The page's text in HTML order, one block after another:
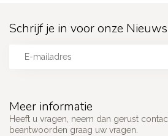
Meer informatie
Heeft u vragen, neem dan gerust
beantwoorden graag uw vragen.
Schrijf je in voor onze